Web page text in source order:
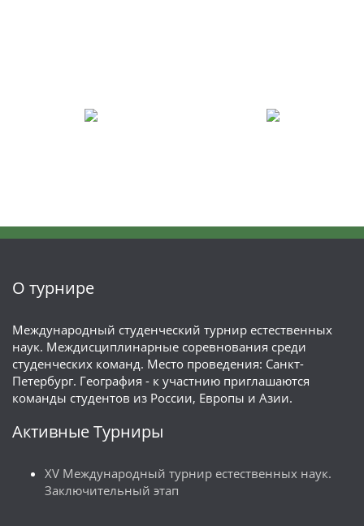
О турнире
Международный студенческий турнир естественных
наук. Междисциплинарные соревнования среди
студенческих команд. Место проведения: Санкт-
Петербург. География - к участнию приглашаются
команды студентов из России, Европы и Азии.
Активные Турниры
XV Международный турнир естественных наук.
Заключительный этап